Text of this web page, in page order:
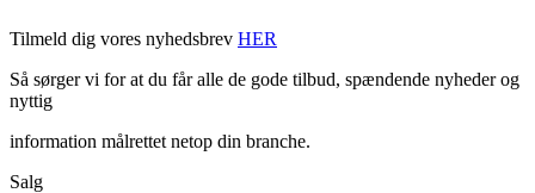
Tilmeld dig vores nyhedsbrev HER
Så sørger vi for at du får alle de gode tilbud, spændende nyheder og
nyttig
information målrettet netop din branche.
Salg